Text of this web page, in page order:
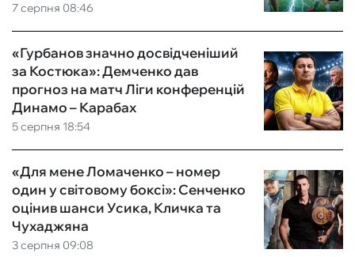
7 серпня 08:46
5 серпня 18:54
«Гурбанов значно досвідченіший
за Костюка»: Демченко дав
прогноз на матч Ліги конференцій
Динамо – Карабах
3 серпня 09:08
«Для мене Ломаченко – номер
один у світовому боксі»: Сенченко
оцінив шанси Усика, Кличка та
Чухаджяна